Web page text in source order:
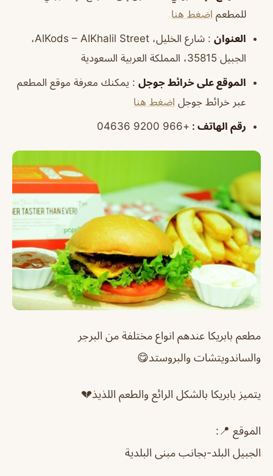
للمطعم اضغط هنا
العنوان
: شارع الخليل، AlKods – AlKhalil Street،
الجبيل 35815، المملكة العربية السعودية
الموقع على خرائط جوجل : يمكنك معرفة موقع المطعم
عبر خرائط جوجل اضغط هنا
رقم الهاتف :
+966 9200 04636
مطعم بابريكا عندهم انواع مختلفة من البرجر
والساندويتشات والبروستد😋
يتميز بابريكا بالشكل الرائع والطعم اللذيذ💔
الموقع 📍:
الجبيل البلد-بجانب مبنى البلدية